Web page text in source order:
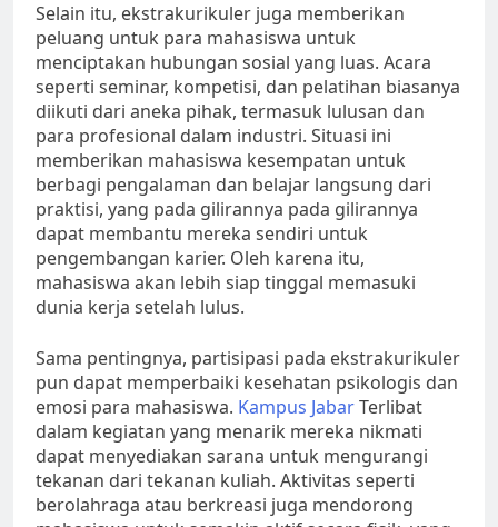
Selain itu, ekstrakurikuler juga memberikan
peluang untuk para mahasiswa untuk
menciptakan hubungan sosial yang luas. Acara
seperti seminar, kompetisi, dan pelatihan biasanya
diikuti dari aneka pihak, termasuk lulusan dan
para profesional dalam industri. Situasi ini
memberikan mahasiswa kesempatan untuk
berbagi pengalaman dan belajar langsung dari
praktisi, yang pada gilirannya pada gilirannya
dapat membantu mereka sendiri untuk
pengembangan karier. Oleh karena itu,
mahasiswa akan lebih siap tinggal memasuki
dunia kerja setelah lulus.
Sama pentingnya, partisipasi pada ekstrakurikuler
pun dapat memperbaiki kesehatan psikologis dan
emosi para mahasiswa. Kampus JabarTerlibat
dalam kegiatan yang menarik mereka nikmati
dapat menyediakan sarana untuk mengurangi
tekanan dari tekanan kuliah. Aktivitas seperti
berolahraga atau berkreasi juga mendorong